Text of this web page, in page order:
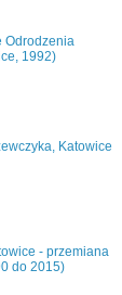
Odrodzenia
1992)
Katowice
- przemiana
do 2015)